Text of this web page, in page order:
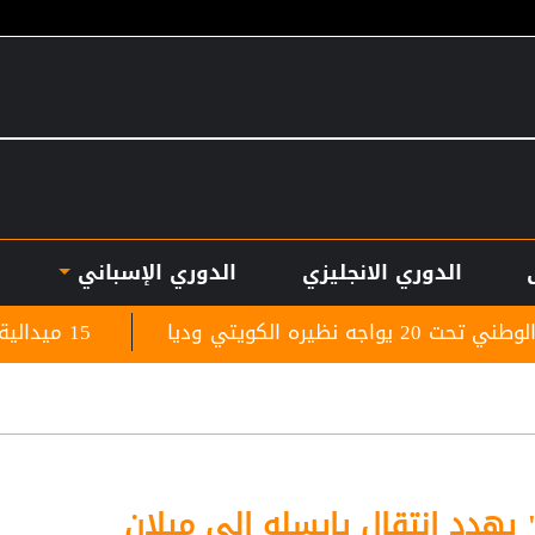
الدوري الانجليزي الدوري الإسباني
15 ميدالية للأردن في افتتاح بطولة الحسن للتايكواندو